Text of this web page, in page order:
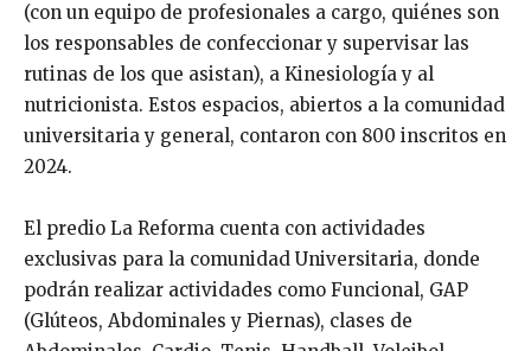
(con un equipo de profesionales a cargo, quiénes son
los responsables de confeccionar y supervisar las
rutinas de los que asistan), a Kinesiología y al
nutricionista. Estos espacios, abiertos a la comunidad
universitaria y general, contaron con 800 inscritos en
2024.
El predio La Reforma cuenta con actividades
exclusivas para la comunidad Universitaria, donde
podrán realizar actividades como Funcional, GAP
(Glúteos, Abdominales y Piernas), clases de